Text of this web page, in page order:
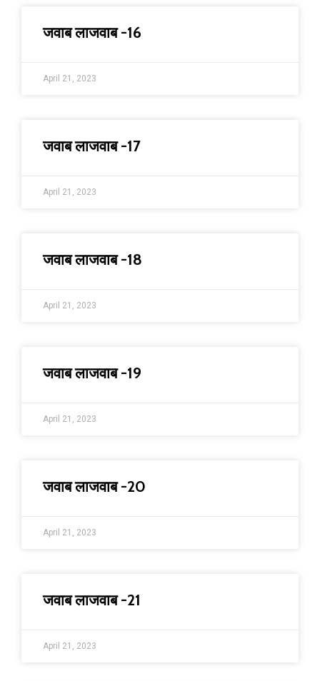
जवाब लाजवाब -16
April 21, 2023
जवाब लाजवाब -17
April 21, 2023
जवाब लाजवाब -18
April 21, 2023
जवाब लाजवाब -19
April 21, 2023
जवाब लाजवाब -20
April 21, 2023
जवाब लाजवाब -21
April 21, 2023